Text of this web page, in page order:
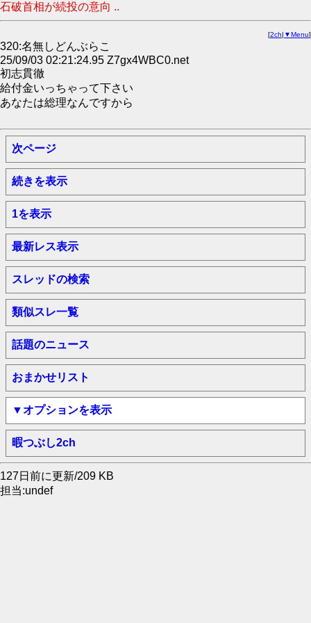
石破首相が続投の意向 ..
[2ch| ▼Menu]
320:名無しどんぶらこ
25/09/03 02:21:24.95 Z7gx4WBC0.net
初志貫徹
給付金いっちゃって下さい
あなたは総理なんですから
次ページ
続きを表示
1を表示
最新レス表示
スレッドの検索
類似スレ一覧
話題のニュース
おまかせリスト
▼オプションを表示
暇つぶし2ch
127日前に更新/209 KB
担当:undef